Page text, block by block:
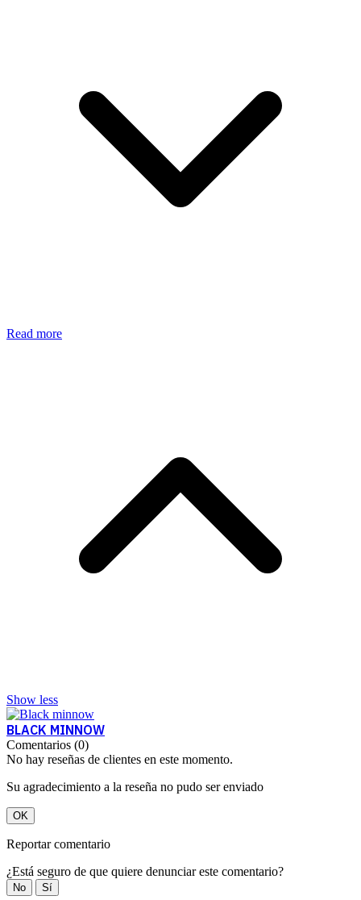
Read more
Show less
BLACK MINNOW
Comentarios (0)
No hay reseñas de clientes en este momento.
Su agradecimiento a la reseña no pudo ser enviado
OK
Reportar comentario
¿Está seguro de que quiere denunciar este comentario?
No Sí